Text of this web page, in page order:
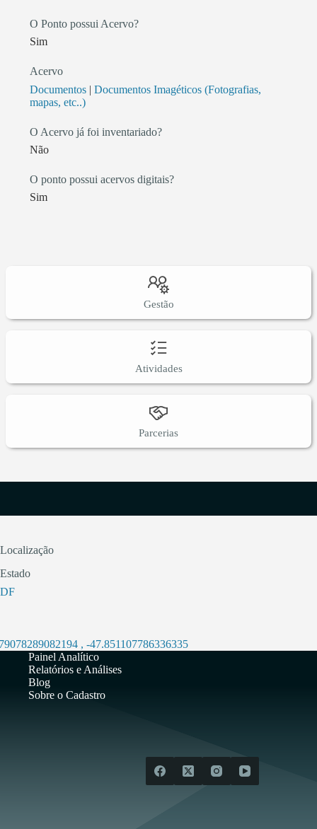
O Ponto possui Acervo?
Sim
Acervo
Documentos | Documentos Imagéticos (Fotografias,
mapas, etc..)
O Acervo já foi inventariado?
Não
O ponto possui acervos digitais?
Sim
Gestão
Atividades
Parcerias
Localização
Estado
DF
, -47.851107786336335
Painel Analítico
Relatórios e Análises
Blog
Sobre o Cadastro